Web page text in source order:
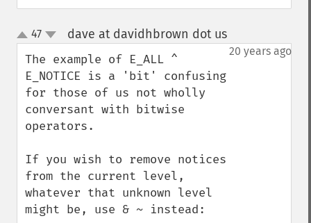
up
down
47 dave at davidhbrown dot us¶
20 years ago
The example of E_ALL ^
E_NOTICE is a 'bit' confusing
for those of us not wholly
conversant with bitwise
operators.
If you wish to remove notices
from the current level,
whatever that unknown level
might be, use & ~ instead: